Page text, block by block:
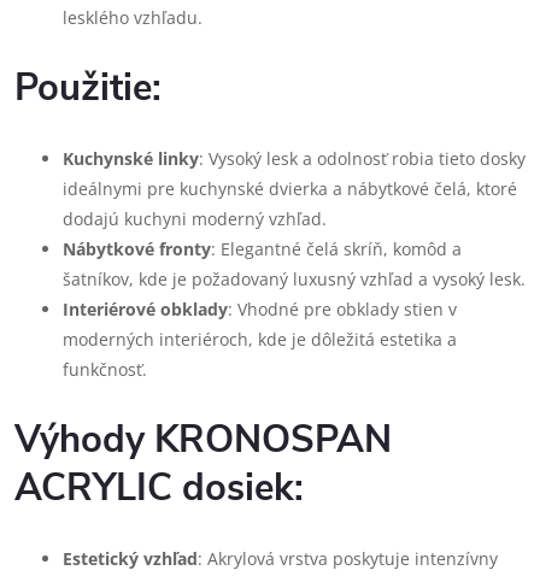
lesklého vzhľadu.
Použitie:
Kuchynské linky: Vysoký lesk a odolnosť robia tieto dosky
ideálnymi pre kuchynské dvierka a nábytkové čelá, ktoré
dodajú kuchyni moderný vzhľad.
Nábytkové fronty: Elegantné čelá skríň, komôd a
šatníkov, kde je požadovaný luxusný vzhľad a vysoký lesk.
Interiérové obklady: Vhodné pre obklady stien v
moderných interiéroch, kde je dôležitá estetika a
funkčnosť.
Výhody KRONOSPAN
ACRYLIC dosiek:
Estetický vzhľad: Akrylová vrstva poskytuje intenzívny